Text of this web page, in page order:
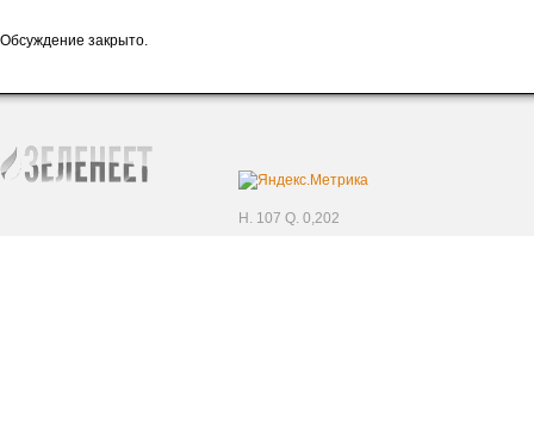
Обсуждение закрыто.
H. 107 Q. 0,202